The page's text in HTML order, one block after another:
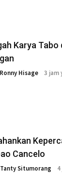
Karya
Ronny Hisage 3 jam
Cancelo
Tanty Situmorang